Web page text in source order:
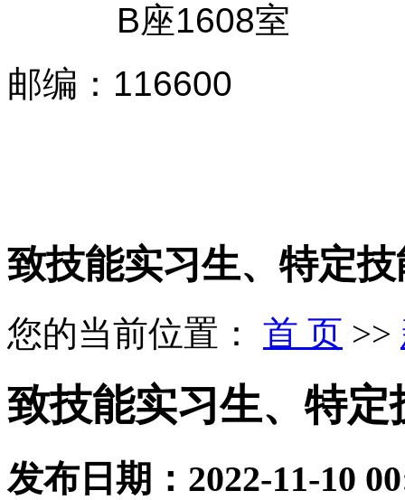
B座1608室
邮编 ： 116600
致技能实习生、特定
您的当前位置： 首 页 >>
致技能实习生、特
发布日期： 2022-11-10